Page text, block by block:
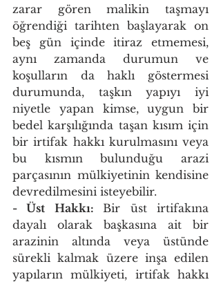
zarar gören malikin taşmayı
öğrendiği tarihten başlayarak on
beş gün içinde itiraz etmemesi,
aynı zamanda durumun ve
koşulların da haklı göstermesi
durumunda, taşkın yapıyı iyi
niyetle yapan kimse, uygun bir
bedel karşılığında taşan kısım için
bir irtifak hakkı kurulmasını veya
bu kısmın bulunduğu arazi
parçasının mülkiyetinin kendisine
devredilmesini isteyebilir.
- Üst Hakkı: Bir üst irtifakına
dayalı olarak başkasına ait bir
arazinin altında veya üstünde
sürekli kalmak üzere inşa edilen
yapıların mülkiyeti, irtifak hakkı